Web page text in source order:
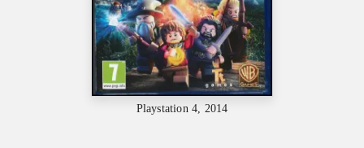
Playstation 4, 2014